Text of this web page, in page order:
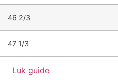
46 2/3
47 1/3
Luk guide